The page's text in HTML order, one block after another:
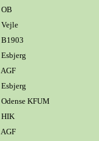
OB
Vejle
B1903
Esbjerg
AGF
Esbjerg
Odense KFUM
HIK
AGF